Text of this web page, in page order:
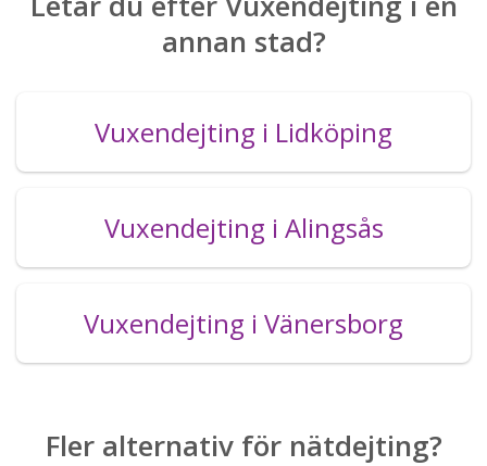
annan stad?
Vuxendejting i Lidköping
Vuxendejting i Alingsås
Vuxendejting i Vänersborg
Fler alternativ för nätdejting?